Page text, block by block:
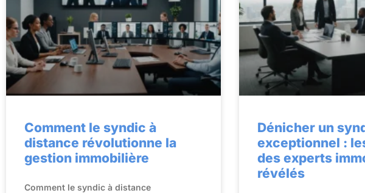
Comment le syndic à
distance révolutionne la
gestion immobilière
Comment le syndic à distance
Dénicher un
exceptionnel :
des experts
révélés